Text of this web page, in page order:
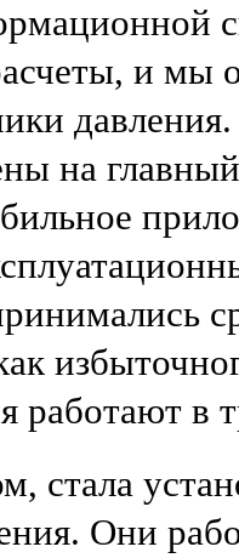
и мы
на
работают в
стала
Они